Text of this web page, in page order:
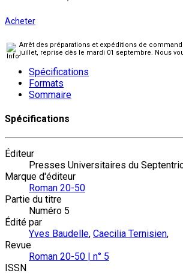
Acheter
Arrêt des préparations et expéditions de
juillet, reprise dès le mardi 01 septembre. Nous
Spécifications
Formats
Sommaire
Spécifications
Éditeur
Presses Universitaires du
Marque d'éditeur
Roman 20-50
Partie du titre
Numéro 5
Édité par
Yves Baudelle, Caecilia Ternisien,
Revue
Roman 20-50 | n° 5
ISSN